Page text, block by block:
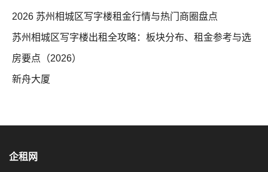
2026 苏州相城区写字楼租金行情与热门商圈盘点
苏州相城区写字楼出租全攻略：板块分布、租金参考与选
房要点（2026）
新舟大厦
企租网